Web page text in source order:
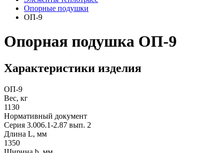
Опорные подушки
ОП-9
Опорная подушка ОП-9
Характеристики изделия
ОП-9
Вес, кг
1130
Нормативный документ
Серия 3.006.1-2.87 вып. 2
Длина L, мм
1350